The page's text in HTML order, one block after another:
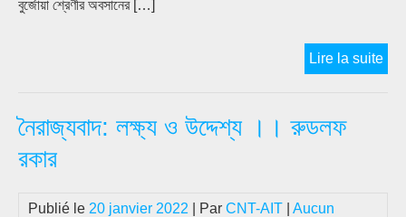
বুর্জোয়া শ্রেণীর অবসানের […]
Lire la suite
নৈরাজ্যবাদ: লক্ষ্য ও উদ্দেশ্য ।। রুডলফ
রকার
Publié le 20 janvier 2022 | Par CNT-AIT
Aucun